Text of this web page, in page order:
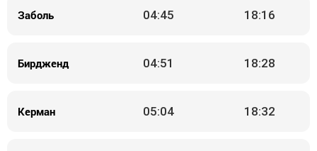
Заболь 04:45 18:16
Бирдженд 04:51 18:28
Керман 05:04 18:32